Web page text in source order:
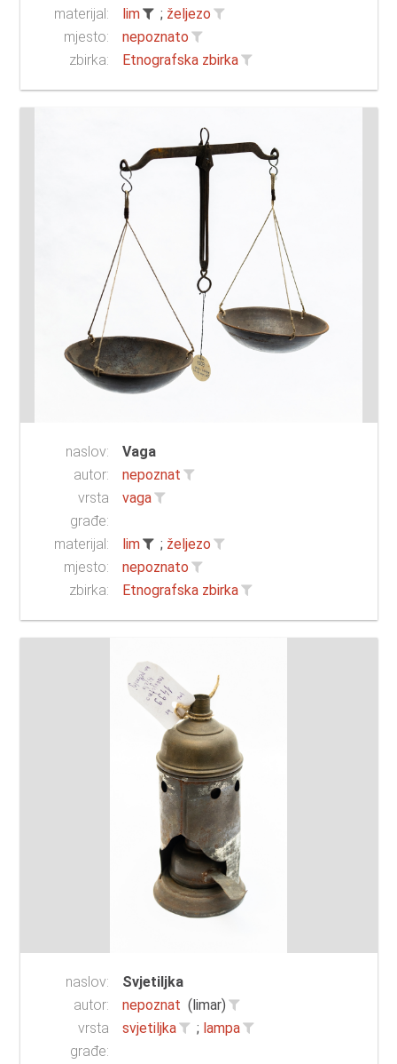
materijal: lim ; željezo
mjesto:
nepoznato
zbirka:
Etnografska zbirka
naslov:
Vaga
autor:
nepoznat
vrsta
građe:
vaga
materijal: lim ; željezo
mjesto:
nepoznato
zbirka:
Etnografska zbirka
naslov:
Svjetiljka
autor:
nepoznat (limar)
vrsta
građe:
svjetiljka ; lampa